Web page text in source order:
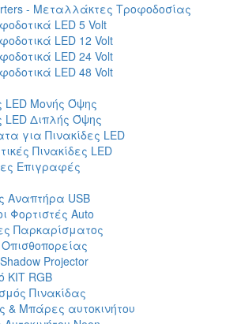
- Μεταλλάκτες Τροφοδοσίας
LED 5 Volt
LED 12 Volt
LED 24 Volt
LED 48 Volt
LED Μονής Όψης
LED Διπλής Όψης
για Πινακίδες LED
Πινακίδες LED
Επιγραφές
Αναπτήρα USB
Φορτιστές Auto
Παρκαρίσματος
Projector
ΚΙΤ RGB
Πινακίδας
& Μπάρες αυτοκινήτου